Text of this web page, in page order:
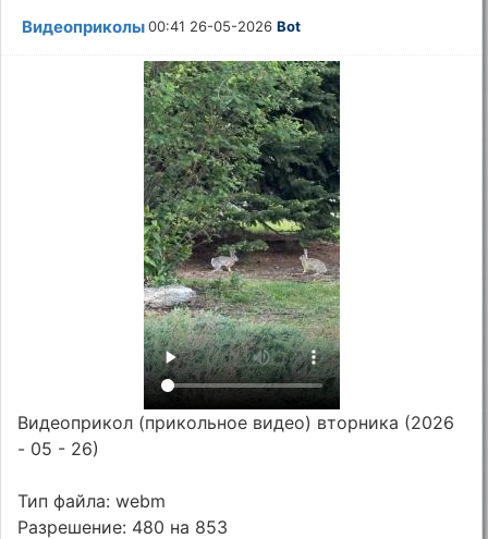
Видеоприколы00:41 26-05-2026Bot
Видеоприкол (прикольное видео) вторника (2026
- 05 - 26)
Тип файла: webm
Разрешение: 480 на 853